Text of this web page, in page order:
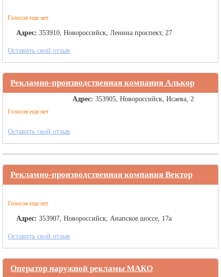
Голосов еще нет
Адрес: 353910, Новороссийск, Ленина проспект, 27
Оставить свой отзыв
Рекламно-производственная компания Алькор
Голосов еще нет
Адрес: 353905, Новороссийск, Исаева, 2
Оставить свой отзыв
Рекламно-производственная компания Вектор
Голосов еще нет
Адрес: 353907, Новороссийск, Анапское шоссе, 17а
Оставить свой отзыв
Оператор наружной рекламы МАКО